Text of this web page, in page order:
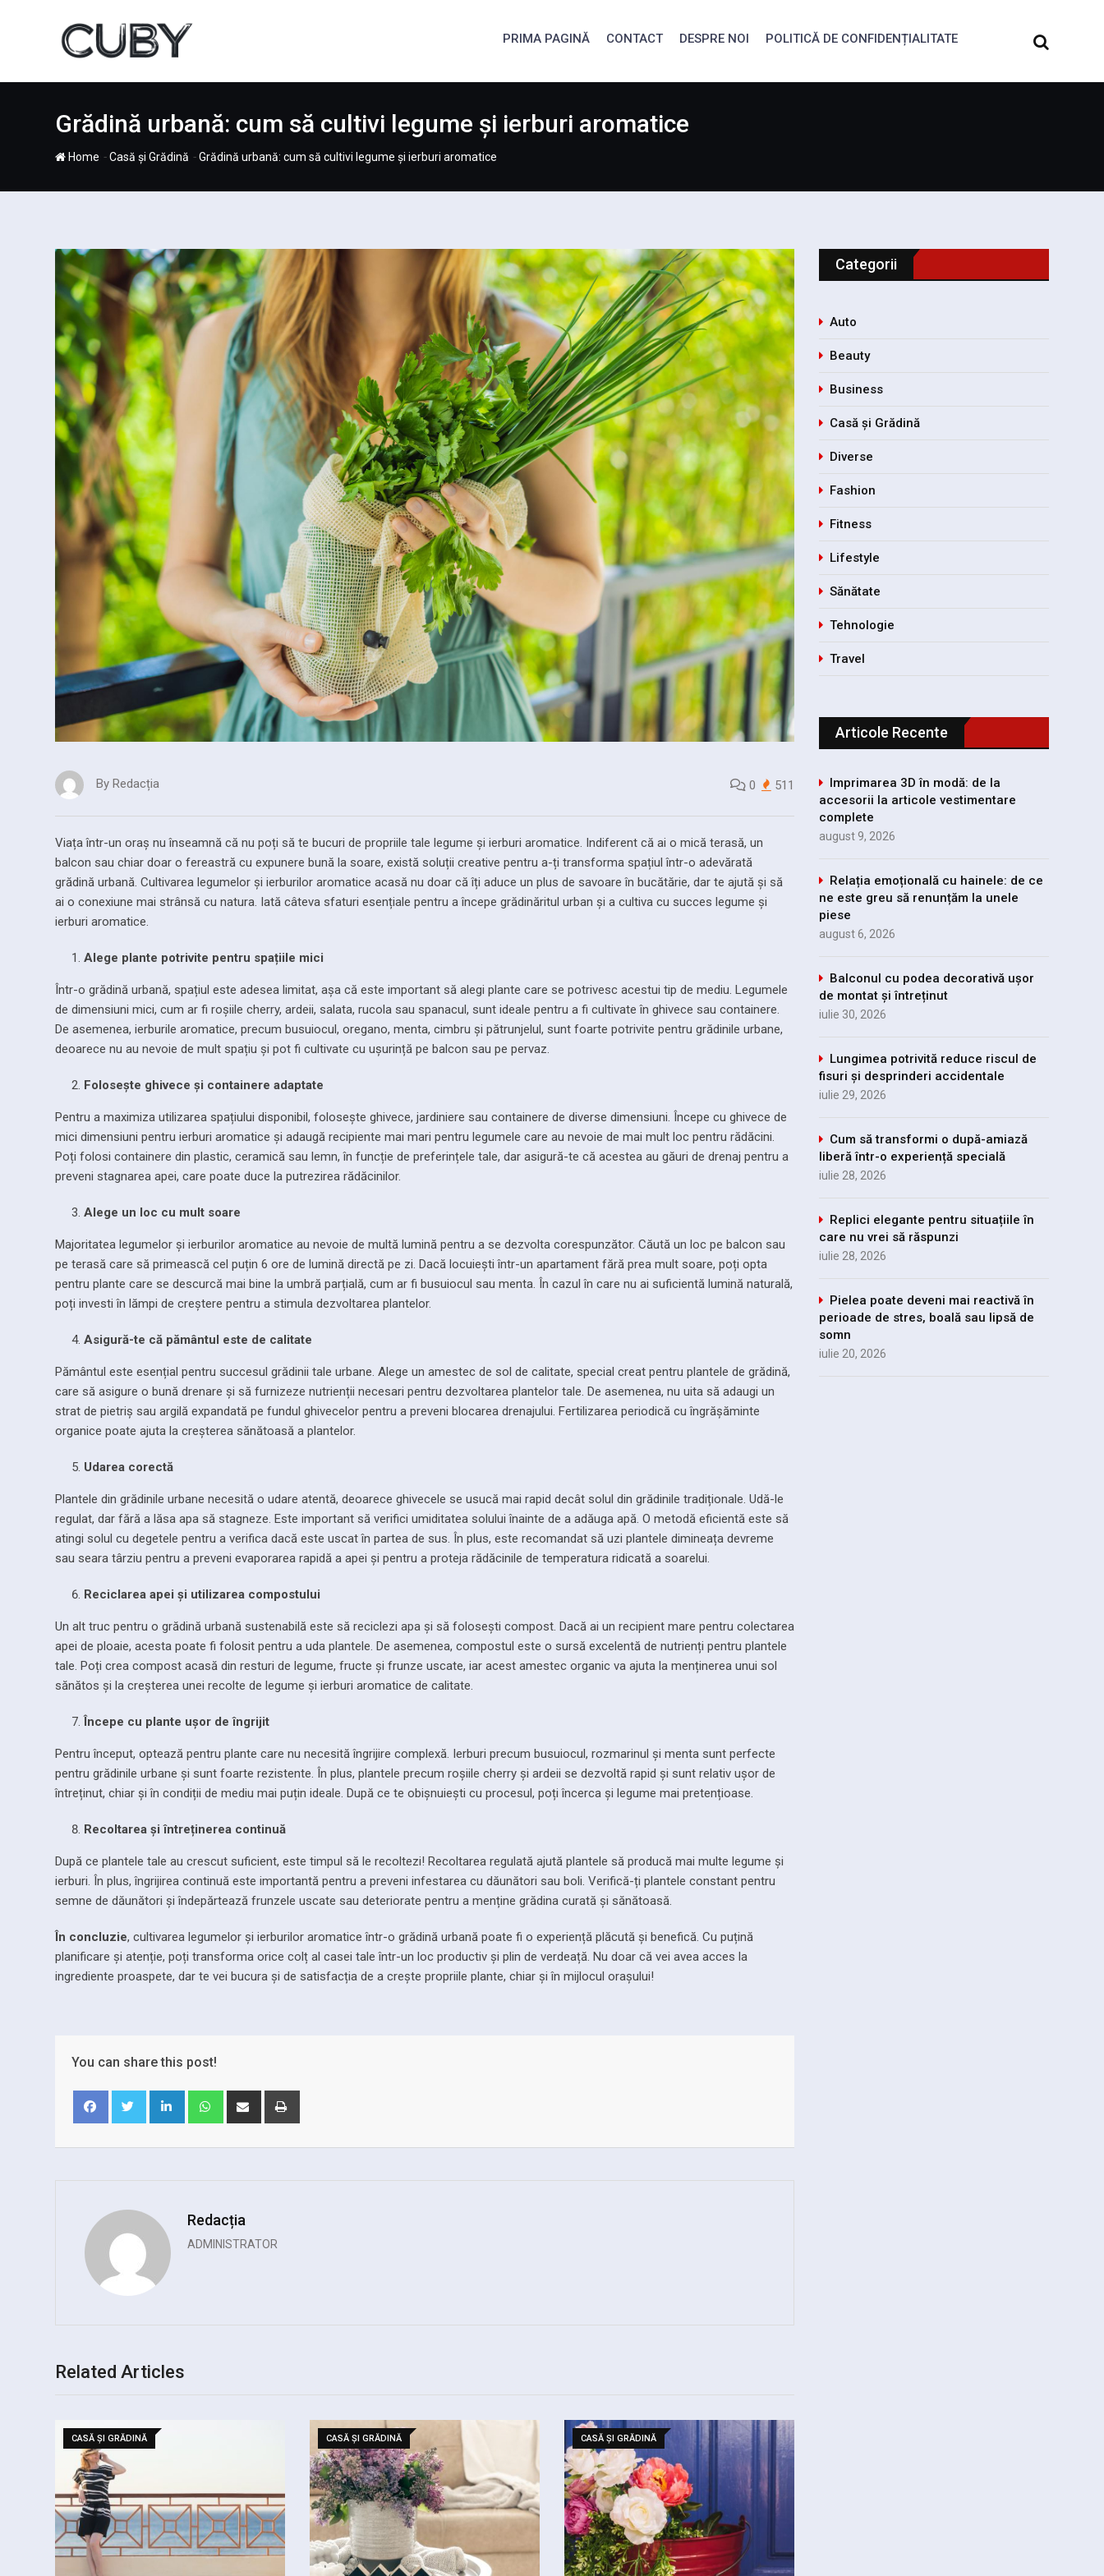
PRIMA PAGINĂ CONTACT DESPRE NOI POLITICĂ DE CONFIDENȚIALITATE
Grădină urbană: cum să cultivi legume și ierburi aromatice
Home -Casă și Grădină -Grădină urbană: cum să cultivi legume și ierburi aromatice
By Redacția 0 511
Viața într-un oraș nu înseamnă că nu poți să te bucuri de propriile tale legume și ierburi aromatice. Indiferent că ai o mică terasă, un
balcon sau chiar doar o fereastră cu expunere bună la soare, există soluții creative pentru a-ți transforma spațiul într-o adevărată
grădină urbană. Cultivarea legumelor și ierburilor aromatice acasă nu doar că îți aduce un plus de savoare în bucătărie, dar te ajută și să
ai o conexiune mai strânsă cu natura. Iată câteva sfaturi esențiale pentru a începe grădinăritul urban și a cultiva cu succes legume și
ierburi aromatice.
Alege plante potrivite pentru spațiile mici
Într-o grădină urbană, spațiul este adesea limitat, așa că este important să alegi plante care se potrivesc acestui tip de mediu. Legumele
de dimensiuni mici, cum ar fi roșiile cherry, ardeii, salata, rucola sau spanacul, sunt ideale pentru a fi cultivate în ghivece sau containere.
De asemenea, ierburile aromatice, precum busuiocul, oregano, menta, cimbru și pătrunjelul, sunt foarte potrivite pentru grădinile urbane,
deoarece nu au nevoie de mult spațiu și pot fi cultivate cu ușurință pe balcon sau pe pervaz.
Folosește ghivece și containere adaptate
Pentru a maximiza utilizarea spațiului disponibil, folosește ghivece, jardiniere sau containere de diverse dimensiuni. Începe cu ghivece de
mici dimensiuni pentru ierburi aromatice și adaugă recipiente mai mari pentru legumele care au nevoie de mai mult loc pentru rădăcini.
Poți folosi containere din plastic, ceramică sau lemn, în funcție de preferințele tale, dar asigură-te că acestea au găuri de drenaj pentru a
preveni stagnarea apei, care poate duce la putrezirea rădăcinilor.
Alege un loc cu mult soare
Majoritatea legumelor și ierburilor aromatice au nevoie de multă lumină pentru a se dezvolta corespunzător. Căută un loc pe balcon sau
pe terasă care să primească cel puțin 6 ore de lumină directă pe zi. Dacă locuiești într-un apartament fără prea mult soare, poți opta
pentru plante care se descurcă mai bine la umbră parțială, cum ar fi busuiocul sau menta. În cazul în care nu ai suficientă lumină naturală,
poți investi în lămpi de creștere pentru a stimula dezvoltarea plantelor.
Asigură-te că pământul este de calitate
Pământul este esențial pentru succesul grădinii tale urbane. Alege un amestec de sol de calitate, special creat pentru plantele de grădină,
care să asigure o bună drenare și să furnizeze nutrienții necesari pentru dezvoltarea plantelor tale. De asemenea, nu uita să adaugi un
strat de pietriș sau argilă expandată pe fundul ghivecelor pentru a preveni blocarea drenajului. Fertilizarea periodică cu îngrășăminte
organice poate ajuta la creșterea sănătoasă a plantelor.
Udarea corectă
Plantele din grădinile urbane necesită o udare atentă, deoarece ghivecele se usucă mai rapid decât solul din grădinile tradiționale. Udă-le
regulat, dar fără a lăsa apa să stagneze. Este important să verifici umiditatea solului înainte de a adăuga apă. O metodă eficientă este să
atingi solul cu degetele pentru a verifica dacă este uscat în partea de sus. În plus, este recomandat să uzi plantele dimineața devreme
sau seara târziu pentru a preveni evaporarea rapidă a apei și pentru a proteja rădăcinile de temperatura ridicată a soarelui.
Reciclarea apei și utilizarea compostului
Un alt truc pentru o grădină urbană sustenabilă este să reciclezi apa și să folosești compost. Dacă ai un recipient mare pentru colectarea
apei de ploaie, acesta poate fi folosit pentru a uda plantele. De asemenea, compostul este o sursă excelentă de nutrienți pentru plantele
tale. Poți crea compost acasă din resturi de legume, fructe și frunze uscate, iar acest amestec organic va ajuta la menținerea unui sol
sănătos și la creșterea unei recolte de legume și ierburi aromatice de calitate.
Începe cu plante ușor de îngrijit
Pentru început, optează pentru plante care nu necesită îngrijire complexă. Ierburi precum busuiocul, rozmarinul și menta sunt perfecte
pentru grădinile urbane și sunt foarte rezistente. În plus, plantele precum roșiile cherry și ardeii se dezvoltă rapid și sunt relativ ușor de
întreținut, chiar și în condiții de mediu mai puțin ideale. După ce te obișnuiești cu procesul, poți încerca și legume mai pretențioase.
Recoltarea și întreținerea continuă
După ce plantele tale au crescut suficient, este timpul să le recoltezi! Recoltarea regulată ajută plantele să producă mai multe legume și
ierburi. În plus, îngrijirea continuă este importantă pentru a preveni infestarea cu dăunători sau boli. Verifică-ți plantele constant pentru
semne de dăunători și îndepărtează frunzele uscate sau deteriorate pentru a menține grădina curată și sănătoasă.
În concluzie, cultivarea legumelor și ierburilor aromatice într-o grădină urbană poate fi o experiență plăcută și benefică. Cu puțină
planificare și atenție, poți transforma orice colț al casei tale într-un loc productiv și plin de verdeață. Nu doar că vei avea acces la
ingrediente proaspete, dar te vei bucura și de satisfacția de a crește propriile plante, chiar și în mijlocul orașului!
You can share this post!
LinkedIn WhatsappShare
Redacția
ADMINISTRATOR
Related Articles
CASĂ ȘI GRĂDINĂ CASĂ ȘI GRĂDINĂ CASĂ ȘI GRĂDINĂ
Categorii
Auto
Beauty
Business
Casă și Grădină
Diverse
Fashion
Fitness
Lifestyle
Sănătate
Tehnologie
Travel
Articole Recente
Imprimarea 3D în modă: de la
accesorii la articole vestimentare
complete
august 9, 2026
Relația emoțională cu hainele: de ce
ne este greu să renunțăm la unele
piese
august 6, 2026
Balconul cu podea decorativă ușor
de montat și întreținut
iulie 30, 2026
Lungimea potrivită reduce riscul de
fisuri și desprinderi accidentale
iulie 29, 2026
Cum să transformi o după-amiază
liberă într-o experiență specială
iulie 28, 2026
Replici elegante pentru situațiile în
care nu vrei să răspunzi
iulie 28, 2026
Pielea poate deveni mai reactivă în
perioade de stres, boală sau lipsă de
somn
iulie 20, 2026